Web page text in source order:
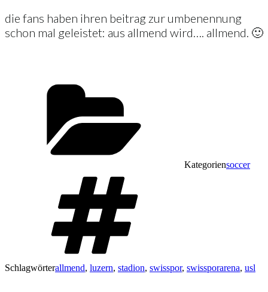
die fans haben ihren beitrag zur umbenennung
schon mal geleistet: aus allmend wird…. allmend. 🙂
Kategoriensoccer
Schlagwörterallmend, luzern, stadion, swisspor, swissporarena, usl